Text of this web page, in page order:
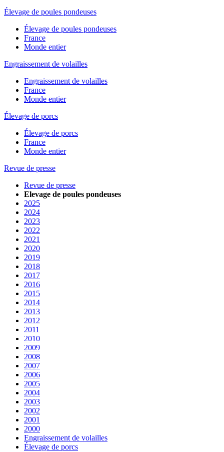
Élevage de poules pondeuses
Élevage de poules pondeuses
France
Monde entier
Engraissement de volailles
Engraissement de volailles
France
Monde entier
Élevage de porcs
Élevage de porcs
France
Monde entier
Revue de presse
Revue de presse
Elevage de poules pondeuses
2025
2024
2023
2022
2021
2020
2019
2018
2017
2016
2015
2014
2013
2012
2011
2010
2009
2008
2007
2006
2005
2004
2003
2002
2001
2000
Engraissement de volailles
Élevage de porcs